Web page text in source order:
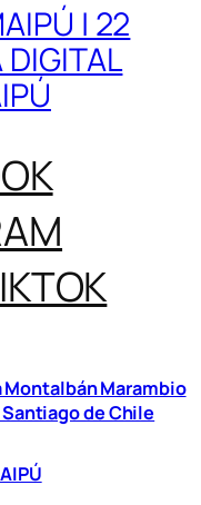
| 22
DIGITAL
Montalbán Marambio
de Chile